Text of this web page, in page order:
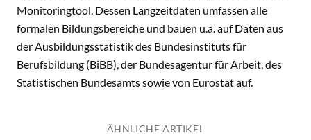
Monitoringtool. Dessen Langzeitdaten umfassen alle
formalen Bildungsbereiche und bauen u.a. auf Daten aus
der Ausbildungsstatistik des Bundesinstituts für
Berufsbildung (BiBB), der Bundesagentur für Arbeit, des
Statistischen Bundesamts sowie von Eurostat auf.
ÄHNLICHE ARTIKEL